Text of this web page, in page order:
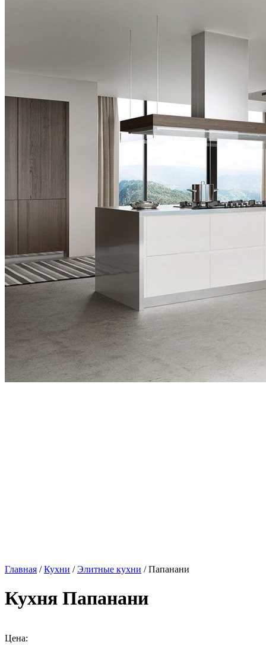
Главная /Кухни /Элитные кухни / Папанани
Кухня Папанани
Цена: